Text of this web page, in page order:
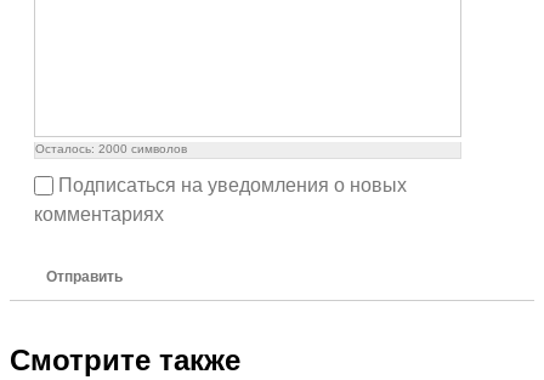
Осталось: 2000 символов
Подписаться на уведомления о новых
комментариях
Отправить
Смотрите также